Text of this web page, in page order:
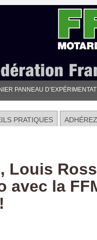
PANNEAU
PRATIQUES ADHÉREZ
Louis
avec la